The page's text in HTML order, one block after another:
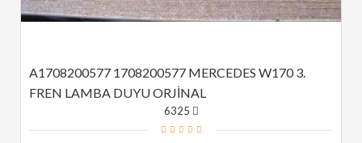
A1708200577 1708200577 MERCEDES W170 3.
FREN LAMBA DUYU ORJİNAL
6325